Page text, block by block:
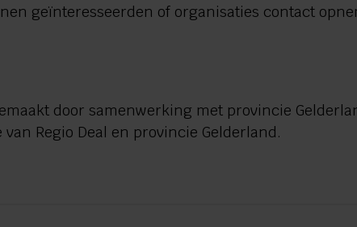
geïnteresseerden of organisaties contact
door samenwerking met provincie
Regio Deal en provincie Gelderland.